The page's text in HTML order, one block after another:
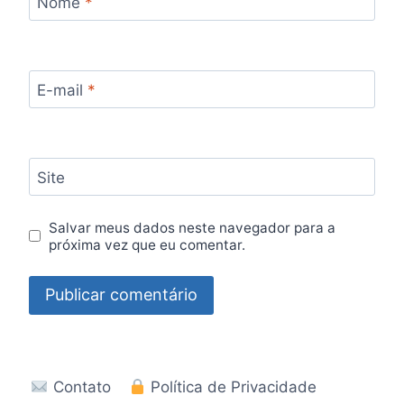
E-mail *
Site
Salvar meus dados neste navegador para a
próxima vez que eu comentar.
Contato Política de Privacidade